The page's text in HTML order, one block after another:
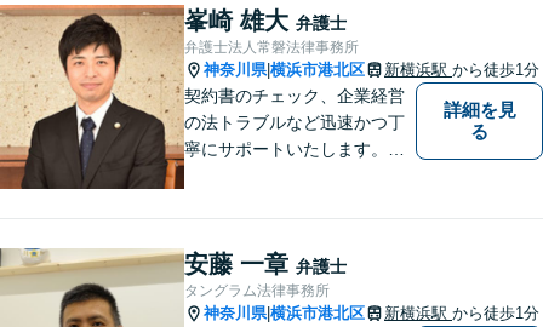
り】負債総額数億円の倒産申
立ての実績あり【完全個室】
【青葉台駅1分】【複数弁護士
在籍】
峯崎 雄大 弁護士
弁護士法人常磐法律事務所
神奈川県|横浜市港北区 新横浜駅 から徒歩1分
契約書のチェック、企業経営
の法トラブルなど迅速かつ丁
寧にサポートいたします。ど
詳細を見
る
安藤 一章 弁護士
タングラム法律事務所
神奈川県|横浜市港北区 新横浜駅 から徒歩1分